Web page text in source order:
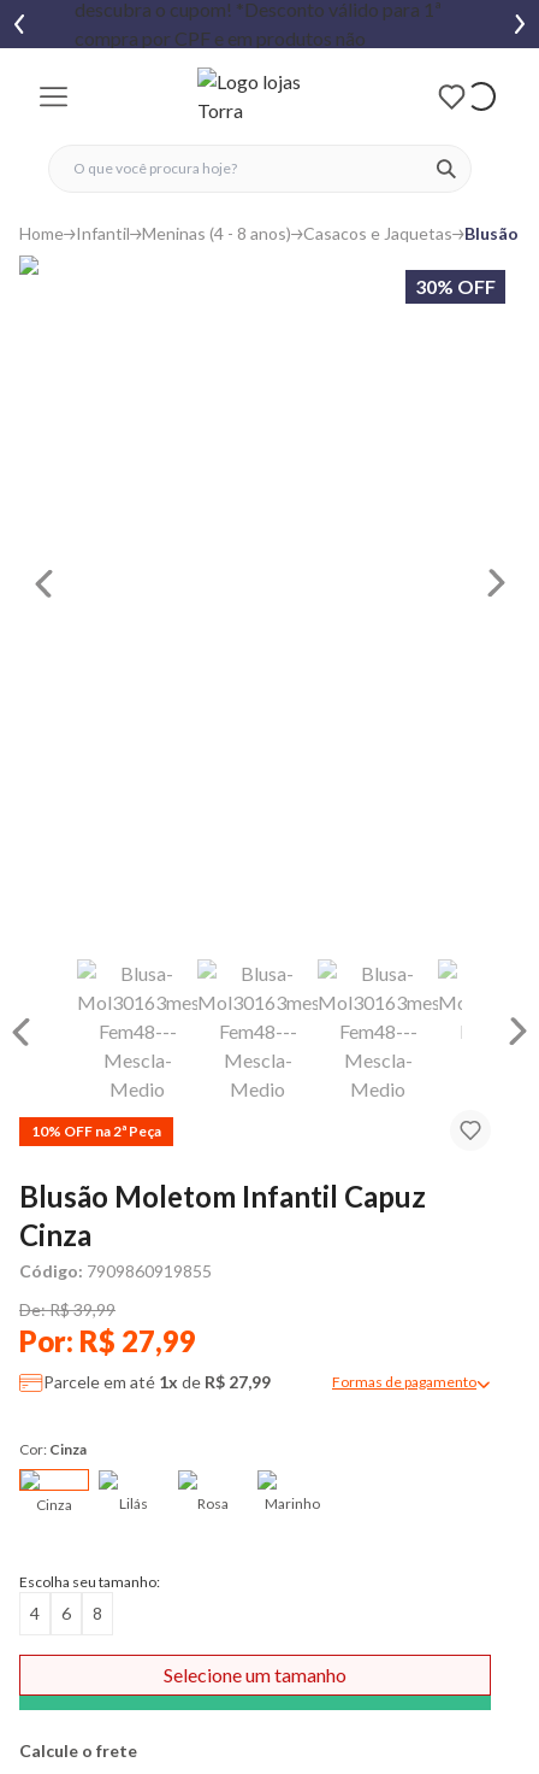
ver
fechar menu
fechar menu
favoritos
Home Infantil Meninas (4 - 8 anos) Casacos e Jaquetas Blusão
30% OFF
10% OFF na 2ª Peça
Blusão Moletom Infantil Capuz
Cinza
Código: 7909860919855
De: R$ 39,99
Por: R$ 27,99
Parcele em até 1x de R$ 27,99 Formas de pagamento
Cor: Cinza
Cinza Lilás Rosa Marinho
Escolha seu tamanho:
4 6 8
Comprar
Selecione um tamanho
Calcule o frete